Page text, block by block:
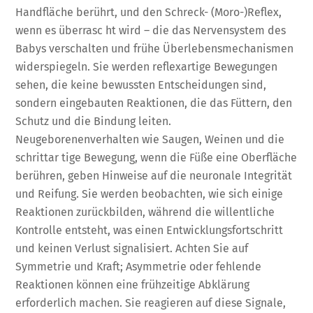
Handfläche berührt, und den Schreck- (Moro-)Reflex,
wenn es überrasc ht wird – die das Nervensystem des
Babys verschalten und frühe Überlebensmechanismen
widerspiegeln. Sie werden reflexartige Bewegungen
sehen, die keine bewussten Entscheidungen sind,
sondern eingebauten Reaktionen, die das Füttern, den
Schutz und die Bindung leiten.
Neugeborenenverhalten wie Saugen, Weinen und die
schrittar tige Bewegung, wenn die Füße eine Oberfläche
berühren, geben Hinweise auf die neuronale Integrität
und Reifung. Sie werden beobachten, wie sich einige
Reaktionen zurückbilden, während die willentliche
Kontrolle entsteht, was einen Entwicklungsfortschritt
und keinen Verlust signalisiert. Achten Sie auf
Symmetrie und Kraft; Asymmetrie oder fehlende
Reaktionen können eine frühzeitige Abklärung
erforderlich machen. Sie reagieren auf diese Signale,